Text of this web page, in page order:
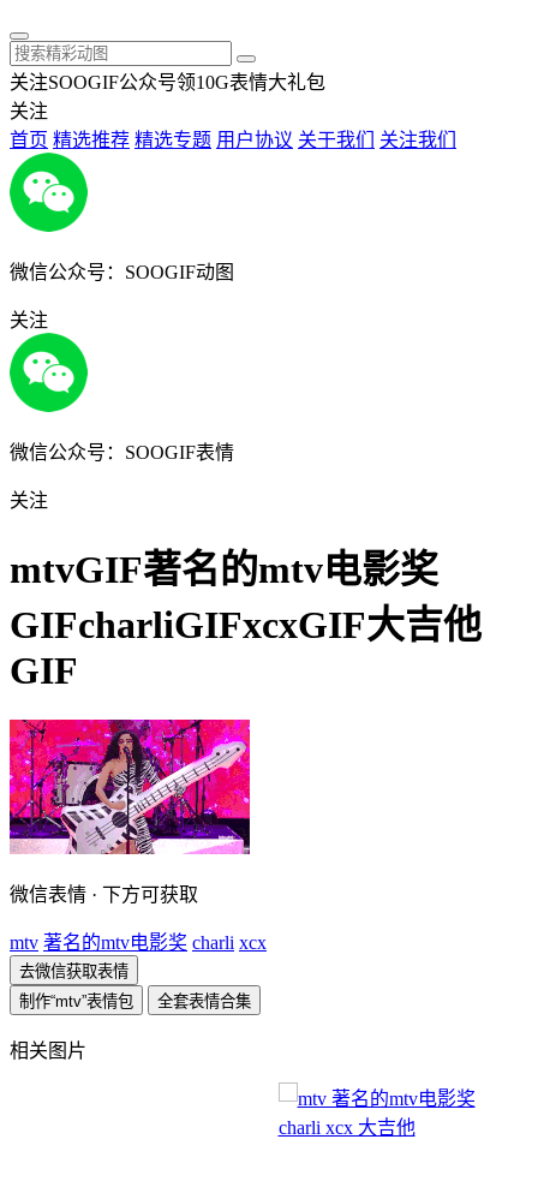
关注SOOGIF公众号领10G表情大礼包
关注
首页 精选推荐 精选专题 用户协议 关于我们 关注我们
微信公众号：SOOGIF动图
关注
微信公众号：SOOGIF表情
关注
mtvGIF著名的mtv电影奖
GIFcharliGIFxcxGIF大吉他
GIF
微信表情 · 下方可获取
mtv 著名的mtv电影奖 charli xcx
去微信获取表情
制作“mtv”表情包
全套表情合集
相关图片